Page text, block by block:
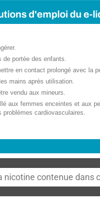
d'emploi du e-
de portée des enfants.
en contact prolongé avec la
mains après utilisation.
vendu aux mineurs.
aux femmes enceintes et aux
problèmes cardiovasculaires.
nicotine contenue dans